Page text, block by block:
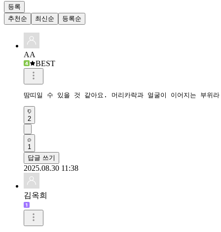
등록
추천순
최신순 등록순
AA
BEST
땀띠일 수 있을 것 같아요. 머리카락과 얼굴이 이어지는 부위
2
1
답글 쓰기
2025.08.30 11:38
김옥희